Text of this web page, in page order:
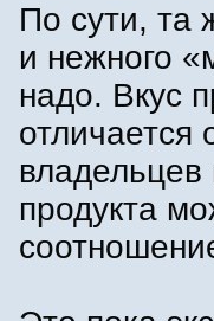
По сути, та
и нежного
надо. Вкус
отличается
владельцев
продукта